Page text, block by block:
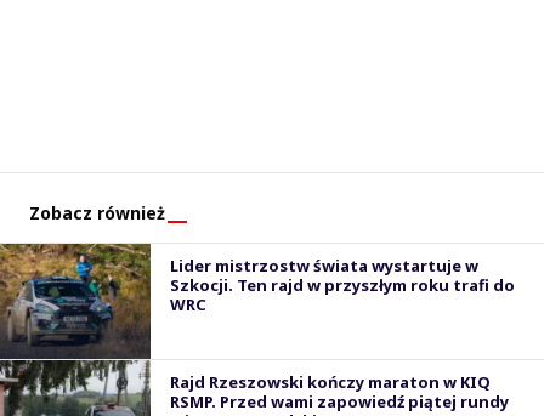
Zobacz również
Lider mistrzostw świata wystartuje w
Szkocji. Ten rajd w przyszłym roku trafi do
WRC
Rajd Rzeszowski kończy maraton w KIQ
RSMP. Przed wami zapowiedź piątej rundy